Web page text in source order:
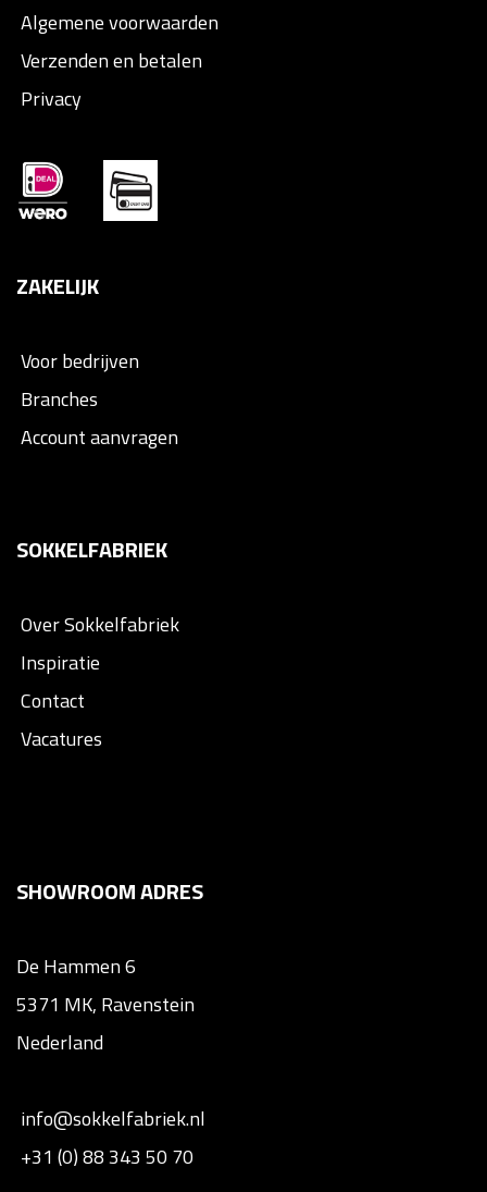
Algemene voorwaarden
Verzenden en betalen
Privacy
ZAKELIJK
Voor bedrijven
Branches
Account aanvragen
SOKKELFABRIEK
Over Sokkelfabriek
Inspiratie
Contact
Vacatures
SHOWROOM ADRES
De Hammen 6
5371 MK, Ravenstein
Nederland
info@sokkelfabriek.nl
+31 (0) 88 343 50 70